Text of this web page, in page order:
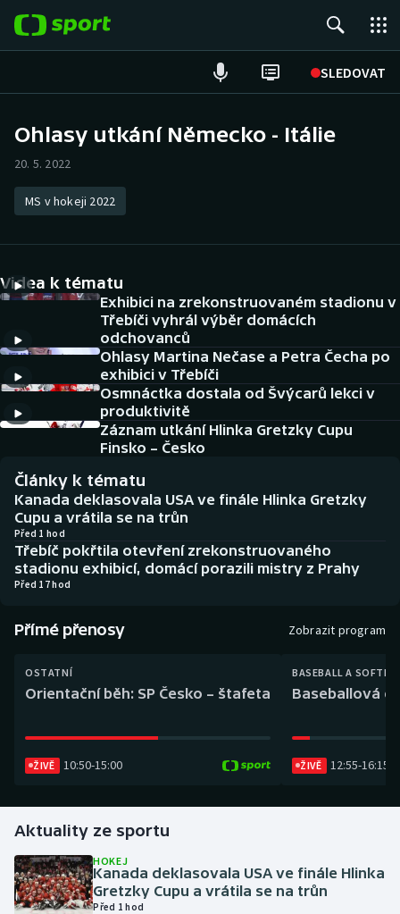
SLEDOVAT
Hokej
Tenis
Atletika
Cyklistika
DALŠÍ SPORTY
Americký fotbal
Baseball a softbal
Biatlon
Boby a skeleton
Box
Curling
Dostihy
Futsal
Gymnastika
Házená
NEPŘEHLÉDNĚTE
Historické návraty
Aplikace ČT sport
AZ kvíz
Ohlasy utkání Německo - Itálie
20. 5. 2022
MS v hokeji 2022
Videa k tématu
Exhibici na zrekonstruovaném stadionu v
Třebíči vyhrál výběr domácích
odchovanců
Ohlasy Martina Nečase a Petra Čecha po
exhibici v Třebíči
Osmnáctka dostala od Švýcarů lekci v
produktivitě
Záznam utkání Hlinka Gretzky Cupu
Finsko – Česko
Články k tématu
Kanada deklasovala USA ve finále Hlinka Gretzky
Cupu a vrátila se na trůn
Před 1 hod
Třebíč pokřtila otevření zrekonstruovaného
stadionu exhibicí, domácí porazili mistry z Prahy
Před 17 hod
Přímé přenosy Zobrazit program
OSTATNÍ
Orientační běh: SP Česko – štafeta
ŽIVĚ 10:50-15:00
BASEBALL A
Baseballová
ŽIVĚ 12:55-16:15
Aktuality ze sportu
HOKEJ
Kanada deklasovala USA ve finále Hlinka
Gretzky Cupu a vrátila se na trůn
Před 1 hod